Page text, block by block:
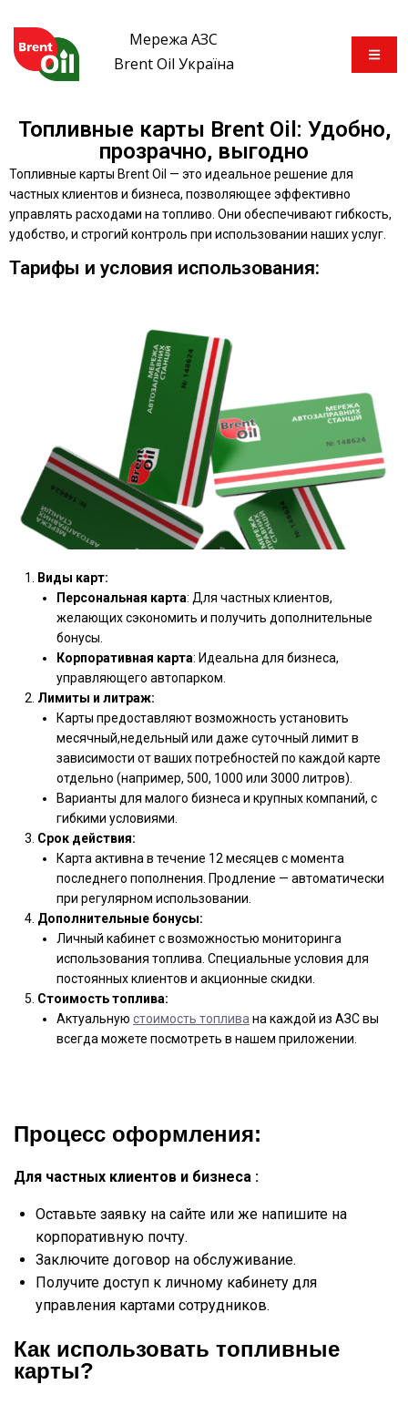
Мережа АЗС
Brent Oil Україна
Топливные карты Brent Oil: Удобно,
прозрачно, выгодно ​
Топливные карты Brent Oil — это идеальное решение для
частных клиентов и бизнеса, позволяющее эффективно
управлять расходами на топливо. Они обеспечивают гибкость,
удобство, и строгий контроль при использовании наших услуг.
Тарифы и условия использования:​
Виды карт:
Персональная карта: Для частных клиентов,
желающих сэкономить и получить дополнительные
бонусы.
Корпоративная карта: Идеальна для бизнеса,
управляющего автопарком.
Лимиты и литраж:
Карты предоставляют возможность установить
месячный,недельный или даже суточный лимит в
зависимости от ваших потребностей по каждой карте
отдельно (например, 500, 1000 или 3000 литров).
Варианты для малого бизнеса и крупных компаний, с
гибкими условиями.
Срок действия:
Карта активна в течение 12 месяцев с момента
последнего пополнения. Продление — автоматически
при регулярном использовании.
Дополнительные бонусы:
Личный кабинет с возможностью мониторинга
использования топлива. Специальные условия для
постоянных клиентов и акционные скидки.
Стоимость топлива:
Актуальную стоимость топливана каждой из АЗС вы
всегда можете посмотреть в нашем приложении.
Процесс оформления:
Для частных клиентов и бизнеса :
Оставьте заявку на сайте или же напишите на
корпоративную почту.
Заключите договор на обслуживание.
Получите доступ к личному кабинету для
управления картами сотрудников.
Как использовать топливные
карты?